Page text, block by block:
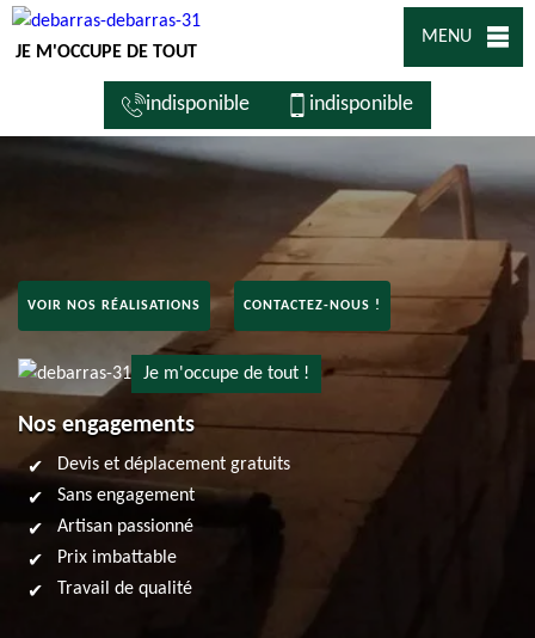
JE M'OCCUPE DE TOUT
MENU
indisponible indisponible
VOIR NOS RÉALISATIONS CONTACTEZ-NOUS !
Je m'occupe de tout !
Nos engagements
Devis et déplacement gratuits
Sans engagement
Artisan passionné
Prix imbattable
Travail de qualité